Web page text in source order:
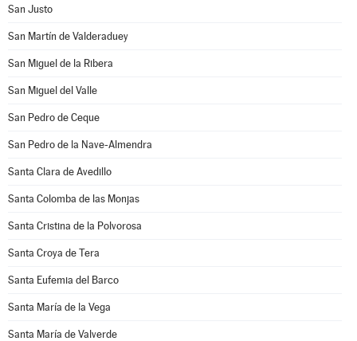
San Justo
San Martín de Valderaduey
San Miguel de la Ribera
San Miguel del Valle
San Pedro de Ceque
San Pedro de la Nave-Almendra
Santa Clara de Avedillo
Santa Colomba de las Monjas
Santa Cristina de la Polvorosa
Santa Croya de Tera
Santa Eufemia del Barco
Santa María de la Vega
Santa María de Valverde